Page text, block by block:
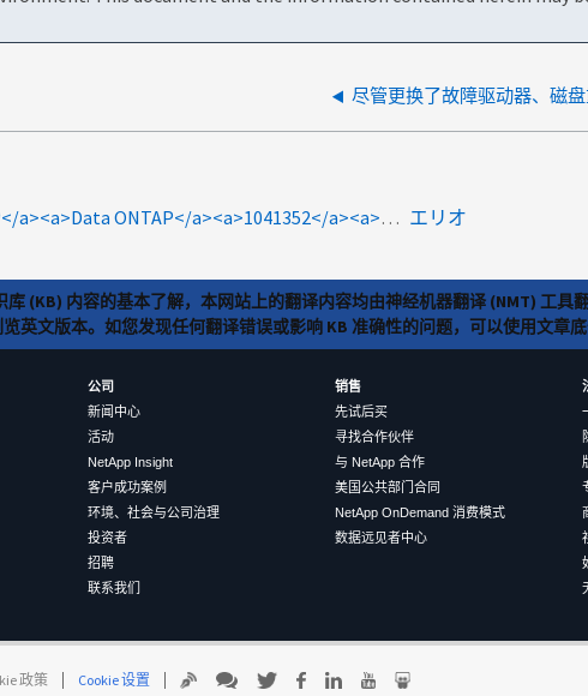
尽管更换了故障驱动器、磁
specialty:hw<a>ASUP</a><a>Data ONTAP</a><a>1041352</a><a>フィードバック</a> エリオ
库 (KB) 内容的基本了解，本网站上的翻译内容均由神经机器翻译 (NMT) 工
英文版本。如您发现任何翻译错误或影响 KB 准确性的问题，可以使用文章底
公司
新闻中心
活动
NetApp Insight
客户成功案例
环境、社会与公司治理
投资者
招聘
联系我们
销售
先试后买
寻找合作伙伴
与 NetApp 合作
美国公共部门合同
NetApp OnDemand 消费模式
数据远见者中心
政策 Cookie 设置